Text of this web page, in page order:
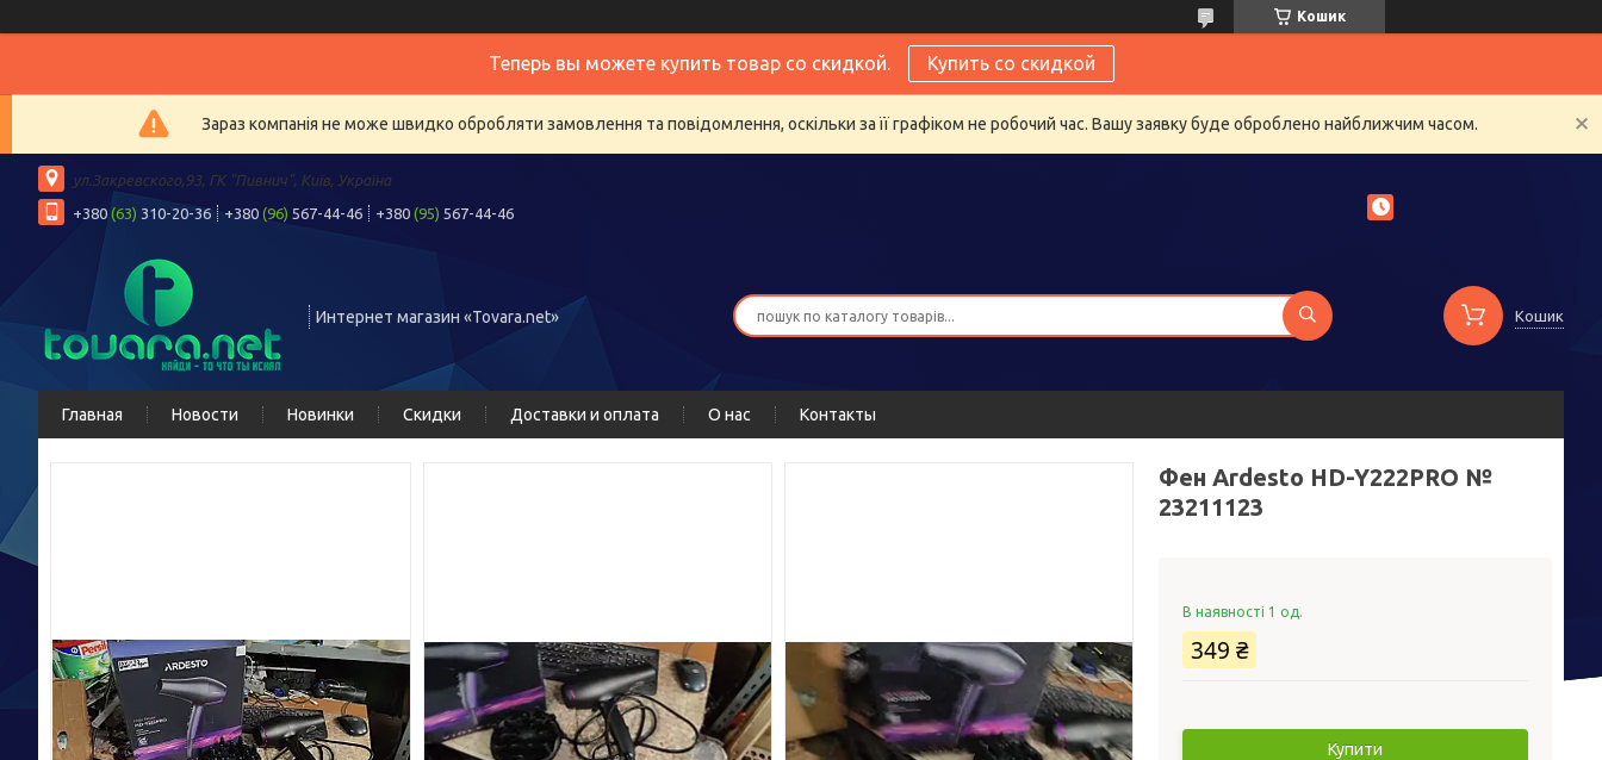
Кошик
Теперь вы можете купить товар со скидкой. Купить со скидкой
Зараз компанія не може швидко обробляти замовлення та повідомлення, оскільки за її графіком не робочий час. Вашу заявку буде оброблено найближчим часом.
ул.Закревского,93, ГК "Пивнич", Київ, Україна
+380 (63) 310-20-36 +380 (96) 567-44-46 +380 (95) 567-44-46
Интернет магазин «Tovara.net» Кошик
Главная Новости Новинки Скидки Доставки и оплата О нас Контакты
Фен Ardesto HD-Y222PRO №
23211123
В наявності 1 од.
349 ₴
Купити